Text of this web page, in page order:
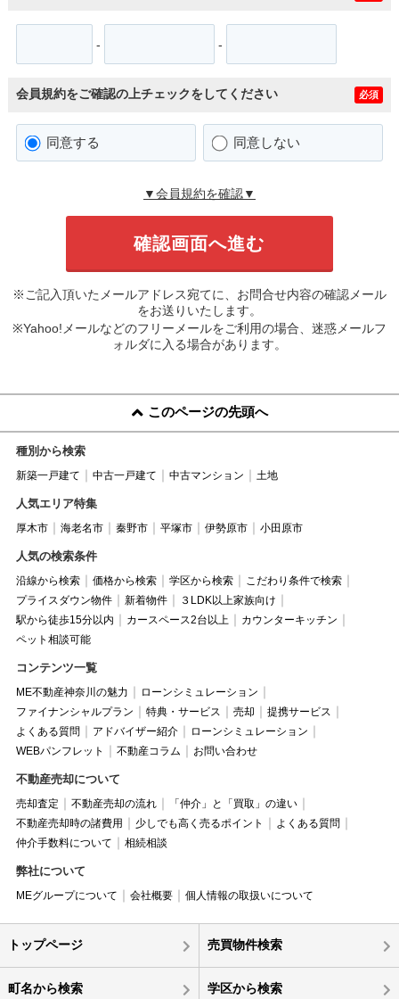
- -
会員規約をご確認の上チェックをしてください 必須
同意する 同意しない
▼会員規約を確認▼
※ご記入頂いたメールアドレス宛てに、お問合せ内容の確認メール
をお送りいたします。
※Yahoo!メールなどのフリーメールをご利用の場合、迷惑メールフ
ォルダに入る場合があります。
このページの先頭へ
種別から検索
新築一戸建て 中古一戸建て 中古マンション 土地
人気エリア特集
厚木市 海老名市 秦野市 平塚市 伊勢原市 小田原市
人気の検索条件
沿線から検索 価格から検索 学区から検索
こだわり条件で検索
プライスダウン物件
新着物件
３LDK以上家族向け
駅から徒歩15分以内
カースペース2台以上
カウンターキッチン
ペット相談可能
コンテンツ一覧
ME不動産神奈川の魅力
ローンシミュレーション
ファイナンシャルプラン
特典・サービス 売却
提携サービス
よくある質問
アドバイザー紹介
ローンシミュレーション
WEBパンフレット
不動産コラム お問い合わせ
不動産売却について
売却査定 不動産売却の流れ
「仲介」と「買取」の違い
不動産売却時の諸費用
少しでも高く売るポイント
よくある質問
仲介手数料について
相続相談
弊社について
MEグループについて 会社概要 個人情報の取扱いについて
トップページ 売買物件検索
町名から検索 学区から検索